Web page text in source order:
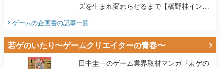
ズを生まれ変わらせるまで【橋野桂インタ
ビュー】
ゲームの企画書の記事一覧
若ゲのいたり〜ゲームクリエイターの青春〜
田中圭一のゲーム業界取材マンガ『若ゲの